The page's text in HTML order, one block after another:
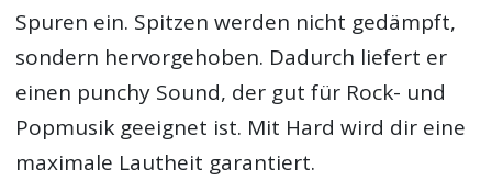
Spuren ein. Spitzen werden nicht gedämpft,
sondern hervorgehoben. Dadurch liefert er
einen punchy Sound, der gut für Rock- und
Popmusik geeignet ist. Mit Hard wird dir eine
maximale Lautheit garantiert.